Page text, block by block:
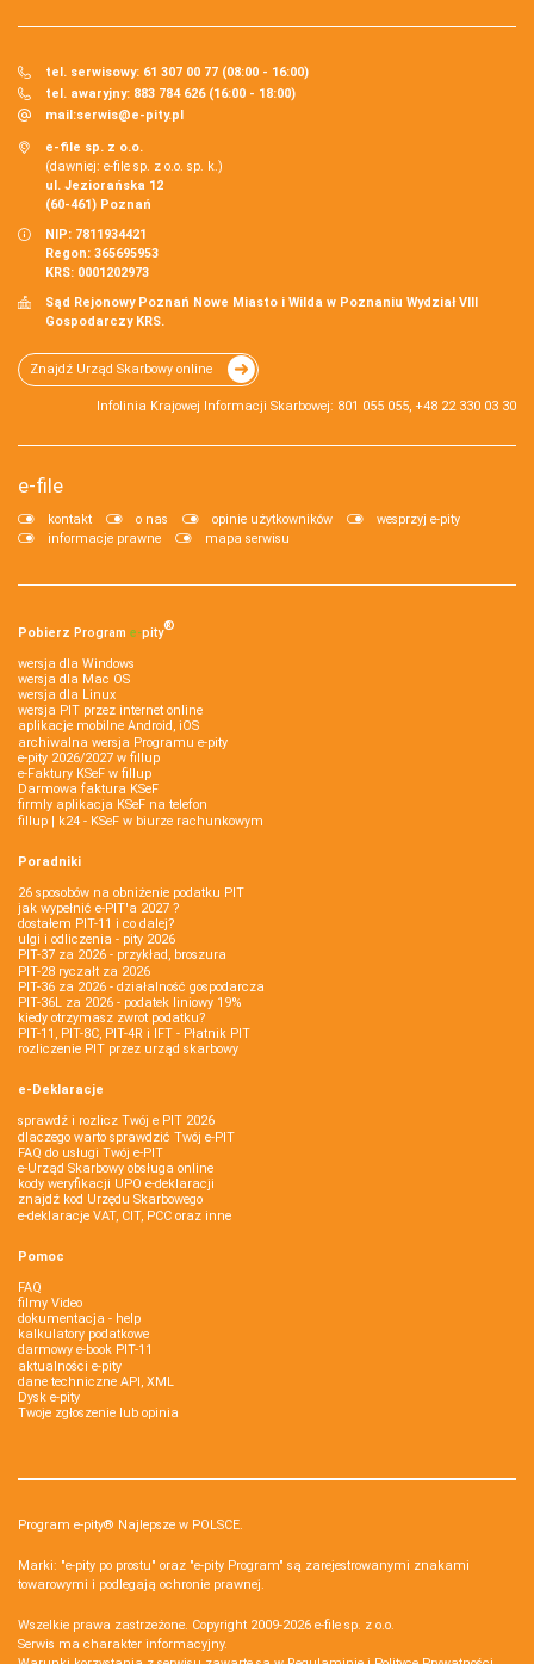
tel. serwisowy: 61 307 00 77 (08:00 - 16:00)
tel. awaryjny: 883 784 626 (16:00 - 18:00)
mail:serwis@e-pity.pl
e-file sp. z o.o.
(dawniej: e-file sp. z o.o. sp. k.)
ul. Jeziorańska 12
(60-461) Poznań
NIP: 7811934421
Regon: 365695953
KRS: 0001202973
Sąd Rejonowy Poznań Nowe Miasto i Wilda w Poznaniu Wydział VIII
Gospodarczy KRS.
Znajdź Urząd Skarbowy online
Infolinia Krajowej Informacji Skarbowej: 801 055 055, +48 22 330 03 30
e-file
kontakt o nas opinie użytkowników
wesprzyj e-pity
informacje prawne
mapa serwisu
Pobierz Program e‑pity®
wersja dla Windows
wersja dla Mac OS
wersja dla Linux
wersja PIT przez internet online
aplikacje mobilne Android, iOS
archiwalna wersja Programu e-pity
e-pity 2026/2027 w fillup
e‑Faktury KSeF w fillup
Darmowa faktura KSeF
firmly aplikacja KSeF na telefon
fillup | k24 - KSeF w biurze rachunkowym
Poradniki
26 sposobów na obniżenie podatku PIT
jak wypełnić e-PIT'a 2027 ?
dostałem PIT-11 i co dalej?
ulgi i odliczenia - pity 2026
PIT-37 za 2026 - przykład, broszura
PIT-28 ryczałt za 2026
PIT-36 za 2026 - działalność gospodarcza
PIT-36L za 2026 - podatek liniowy 19%
kiedy otrzymasz zwrot podatku?
PIT-11, PIT-8C, PIT-4R i IFT - Płatnik PIT
rozliczenie PIT przez urząd skarbowy
e-Deklaracje
sprawdź i rozlicz Twój e PIT 2026
dlaczego warto sprawdzić Twój e-PIT
FAQ do usługi Twój e-PIT
e-Urząd Skarbowy obsługa online
kody weryfikacji UPO e-deklaracji
znajdź kod Urzędu Skarbowego
e-deklaracje VAT, CIT, PCC oraz inne
Pomoc
FAQ
filmy Video
dokumentacja - help
kalkulatory podatkowe
darmowy e-book PIT-11
aktualności e-pity
dane techniczne API, XML
Dysk e-pity
Twoje zgłoszenie lub opinia
Program e-pity® Najlepsze w POLSCE.
Marki: "e-pity po prostu" oraz "e-pity Program" są zarejestrowanymi znakami
towarowymi i podlegają ochronie prawnej.
Wszelkie prawa zastrzeżone. Copyright 2009-2026 e-file sp. z o.o.
Serwis ma charakter informacyjny.